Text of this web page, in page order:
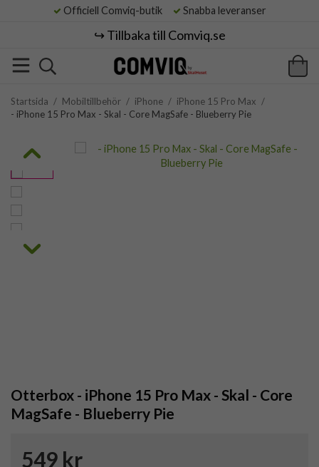
Officiell Comviq-butik Snabba leveranser
↪️ Tillbaka till Comviq.se
Startsida / Mobiltillbehör / iPhone / iPhone 15 Pro Max /
- iPhone 15 Pro Max - Skal - Core MagSafe - Blueberry Pie
Otterbox - iPhone 15 Pro Max - Skal - Core
MagSafe - Blueberry Pie
549 kr